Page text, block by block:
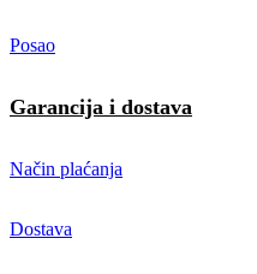
Posao
Garancija i dostava
Način plaćanja
Dostava